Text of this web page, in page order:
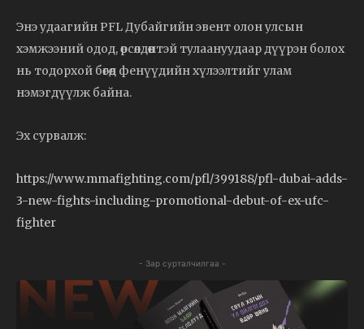
Энэ удаагийн PFL Дубайгийн эвент олон улсын
хэмжээний одод, өрсөлдөөнтэй тулаануудаар дүүрэн болох
нь тодорхой бөгөөд фенүүдийн хүлээлтийг улам
нэмэгдүүлж байна.
Эх сурвалж:
https://www.mmafighting.com/pfl/399188/pfl-dubai-adds-
3-new-fights-including-promotional-debut-of-ex-ufc-
fighter
- Зар сурталчилгаа -